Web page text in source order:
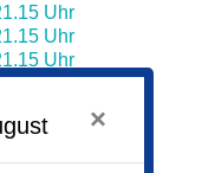
Uhr
Uhr
Uhr
Uhr
Uhr
×